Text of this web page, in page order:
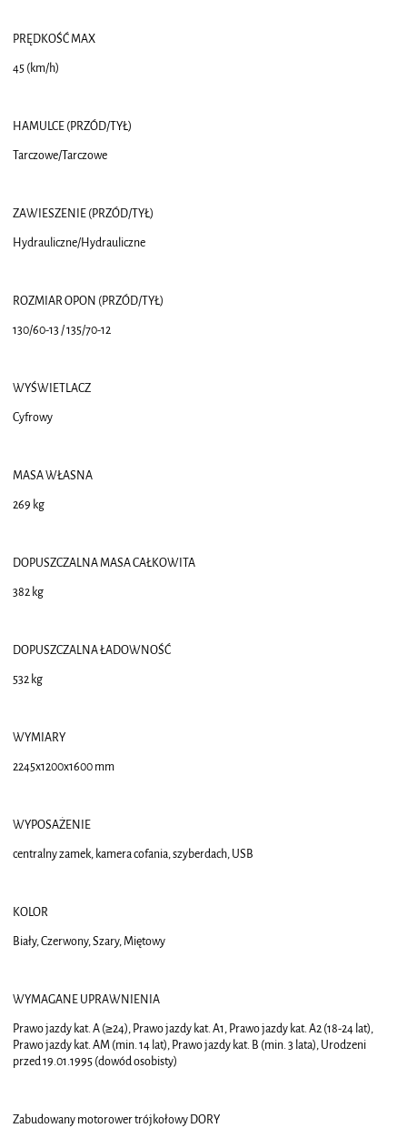
PRĘDKOŚĆ MAX
45 (km/h)
HAMULCE (PRZÓD/TYŁ)
Tarczowe/Tarczowe
ZAWIESZENIE (PRZÓD/TYŁ)
Hydrauliczne/Hydrauliczne
ROZMIAR OPON (PRZÓD/TYŁ)
130/60-13 / 135/70-12
WYŚWIETLACZ
Cyfrowy
MASA WŁASNA
269 kg
DOPUSZCZALNA MASA CAŁKOWITA
382 kg
DOPUSZCZALNA ŁADOWNOŚĆ
532 kg
WYMIARY
2245x1200x1600 mm
WYPOSAŻENIE
centralny zamek, kamera cofania, szyberdach, USB
KOLOR
Biały, Czerwony, Szary, Miętowy
WYMAGANE UPRAWNIENIA
Prawo jazdy kat. A (≥24), Prawo jazdy kat. A1, Prawo jazdy kat. A2 (18-24 lat),
Prawo jazdy kat. AM (min. 14 lat), Prawo jazdy kat. B (min. 3 lata), Urodzeni
przed 19.01.1995 (dowód osobisty)
Zabudowany motorower trójkołowy DORY